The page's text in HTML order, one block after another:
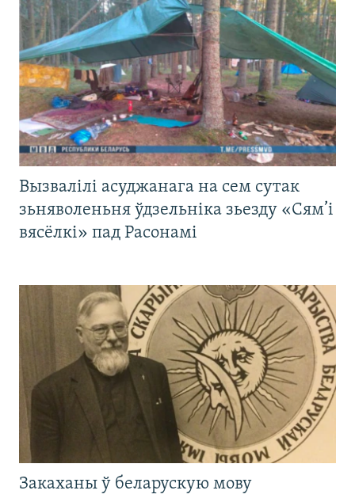
Вызвалілі асуджанага на сем сутак
зьняволеньня ўдзельніка зьезду «Сям’і
вясёлкі» пад Расонамі
Закаханы ў беларускую мову